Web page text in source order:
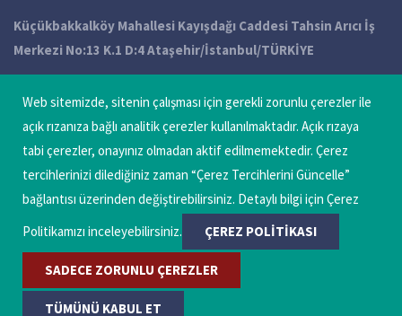
Web sitemizde, sitenin çalışması için gerekli zorunlu çerezler ile
açık rızanıza bağlı analitik çerezler kullanılmaktadır. Açık rızaya
tabi çerezler, onayınız olmadan aktif edilmemektedir. Çerez
tercihlerinizi dilediğiniz zaman “Çerez Tercihlerini Güncelle”
bağlantısı üzerinden değiştirebilirsiniz. Detaylı bilgi için Çerez
Politikamızı inceleyebilirsiniz.
ÇEREZ POLITIKASI
SADECE ZORUNLU ÇEREZLER
TÜMÜNÜ KABUL ET
Küçükbakkalköy Mahallesi Kayışdağı Caddesi Tahsin Arıcı İş
Merkezi No:13 K.1 D:4 Ataşehir/İstanbul/TÜRKİYE
Çerez Tercihlerini Güncelle
Copyright © 2026Alberk QA Technic Uluslararası Teknik Kontrol ve